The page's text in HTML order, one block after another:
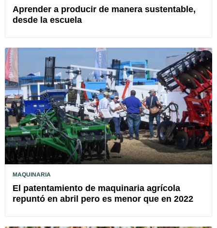
Aprender a producir de manera sustentable,
desde la escuela
MAQUINARIA
El patentamiento de maquinaria agrícola
repuntó en abril pero es menor que en 2022